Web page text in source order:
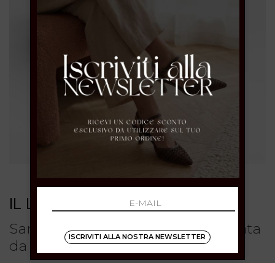
IL LACCIO
Sandali con tacco in pelle intrecciata
da donna
ISCRIVITI ALLA NOSTRA NEWSLETTER